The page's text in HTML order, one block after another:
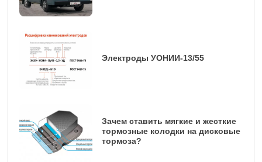
Электроды УОНИИ-13/55
Зачем ставить мягкие и жесткие
тормозные колодки на дисковые
тормоза?